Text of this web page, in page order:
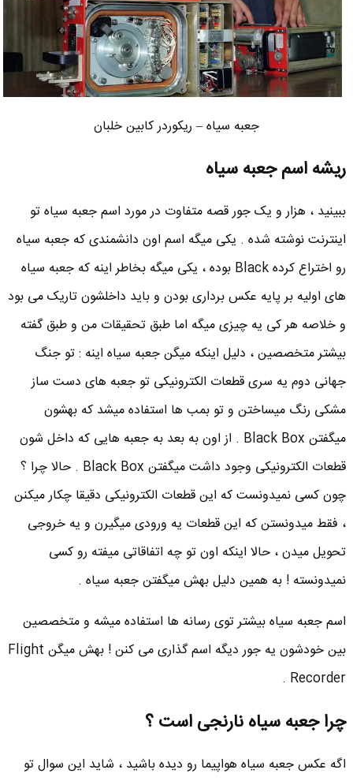
جعبه سیاه – ریکوردر کابین خلبان
ریشه اسم جعبه سیاه
ببینید ، هزار و یک جور قصه متفاوت در مورد اسم جعبه سیاه تو
اینترنت نوشته شده . یکی میگه اسم اون دانشمندی که جعبه سیاه
رو اختراع کرده Black بوده ، یکی میگه بخاطر اینه که جعبه سیاه
های اولیه بر پایه عکس برداری بودن و باید داخلشون تاریک می بود
و خلاصه هر کی یه چیزی میگه اما طبق تحقیقات من و طبق گفته
بیشتر متخصصین ، دلیل اینکه میگن جعبه سیاه اینه : تو جنگ
جهانی دوم یه سری قطعات الکترونیکی تو جعبه های دست ساز
مشکی رنگ میساختن و تو بمب ها استفاده میشد که بهشون
میگفتن Black Box . از اون به بعد به جعبه هایی که داخل شون
قطعات الکترونیکی وجود داشت میگفتن Black Box . حالا چرا ؟
چون کسی نمیدونست که این قطعات الکترونیکی دقیقا چکار میکنن
، فقط میدونستن که این قطعات یه ورودی میگیرن و یه خروجی
تحویل میدن ، حالا اینکه اون تو چه اتفاقاتی میفته رو کسی
نمیدونسته ! به همین دلیل بهش میگفتن جعبه سیاه .
اسم جعبه سیاه بیشتر توی رسانه ها استفاده میشه و متخصصین
بین خودشون یه جور دیگه اسم گذاری می کنن ! بهش میگن Flight
Recorder .
چرا جعبه سیاه نارنجی است ؟
اگه عکس جعبه سیاه هواپیما رو دیده باشید ، شاید این سوال تو